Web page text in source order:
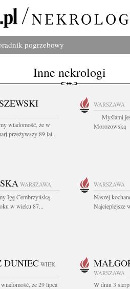
pogrzebowy
Inne nekrologi
wiadomość, że w
przeżywszy 89 lat...
WARSZAWA
Myślami
Morozowską
WARSZAWA
Igę Cembrzyńską
w wieku 87...
WARSZAWA
Naszej
Najcieplejsze
DUNIEC WIEK:
że 29 lipca
WARSZAWA
W dniu 3